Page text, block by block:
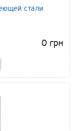
стали
0 грн